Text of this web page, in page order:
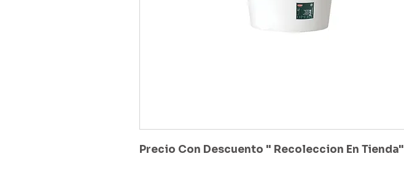
Precio Con Descuento " Recoleccion En Tienda"